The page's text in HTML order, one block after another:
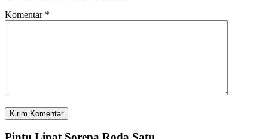
Komentar *